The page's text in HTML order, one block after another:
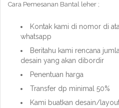
Cara Pemesanan Bantal leher ;
Kontak kami di nomor di
whatsapp
Beritahu kami rencana
desain yang akan dibordir
Penentuan harga
Transfer dp minimal 50%
Kami buatkan desain/